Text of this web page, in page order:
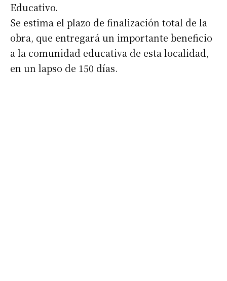
Educativo.
Se estima el plazo de finalización total de la
obra, que entregará un importante beneficio
a la comunidad educativa de esta localidad,
en un lapso de 150 días.